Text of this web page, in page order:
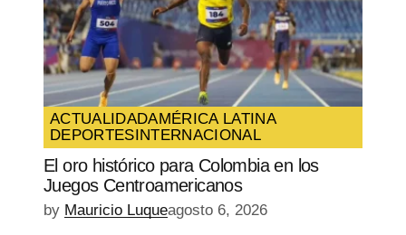
Your E-mail*
Guarda mi nombre, correo electrónico y
web en este navegador para la próxima
vez que comente.
SUBMIT COMMENT
ACTUALIDADAMÉRICA LATINA
DEPORTES INTERNACIONAL
El oro histórico para Colombia en los
Juegos Centroamericanos
by Mauricio Luqueagosto 6, 2026